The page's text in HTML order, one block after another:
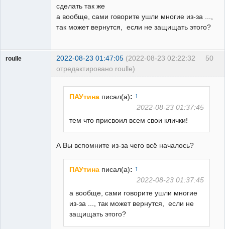
сделать так же
а вообще, сами говорите ушли многие из-за ...,
так может вернутся, если не защищать этого?
50
roulle 2022-08-23 01:47:05 (2022-08-23 02:22:32
отредактировано roulle)
ПАУтина писал(а): ↑
2022-08-23 01:37:45
тем что присвоил всем свои клички!
А Вы вспомните из-за чего всё началось?
ПАУтина писал(а): ↑
2022-08-23 01:37:45
а вообще, сами говорите ушли многие
из-за ..., так может вернутся, если не
защищать этого?